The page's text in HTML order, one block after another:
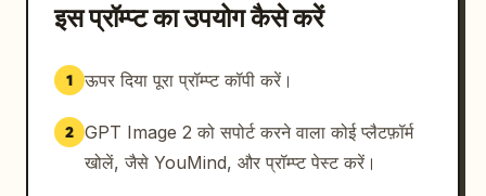
इस प्रॉम्प्ट का उपयोग कैसे करें
1 ऊपर दिया पूरा प्रॉम्प्ट कॉपी करें।
2 GPT Image 2 को सपोर्ट करने वाला कोई प्लैटफ़ॉर्म
खोलें, जैसे YouMind, और प्रॉम्प्ट पेस्ट करें।